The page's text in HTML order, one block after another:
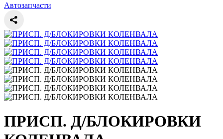
Автозапчасти
ПРИСП. Д/БЛОКИРОВКИ